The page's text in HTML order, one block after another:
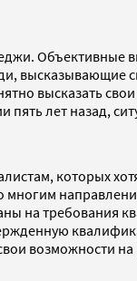
Объективные
высказывающие
высказать
лет назад,
которых
на требования
возможности